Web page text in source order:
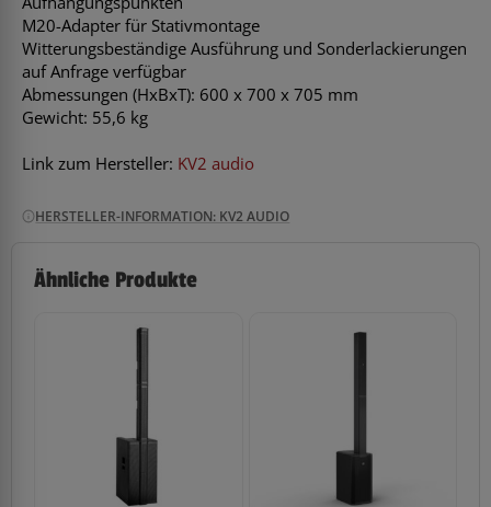
M20-Adapter für Stativmontage
Witterungsbeständige Ausführung und Sonderlackierungen
auf Anfrage verfügbar
Abmessungen (HxBxT): 600 x 700 x 705 mm
Gewicht: 55,6 kg
Link zum Hersteller: KV2 audio
HERSTELLER-INFORMATION: KV2 AUDIO
Ähnliche Produkte